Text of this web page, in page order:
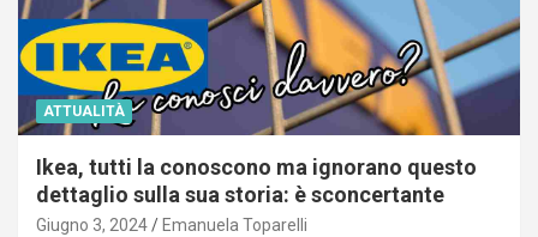
ATTUALITÀ
Ikea, tutti la conoscono ma ignorano questo
dettaglio sulla sua storia: è sconcertante
Giugno 3, 2024 Emanuela Toparelli